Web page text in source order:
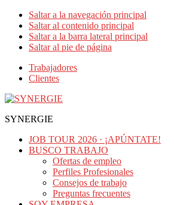
Saltar a la navegación principal
Saltar al contenido principal
Saltar a la barra lateral principal
Saltar al pie de página
Trabajadores
Clientes
SYNERGIE
JOB TOUR 2026 · ¡APÚNTATE!
BUSCO TRABAJO
Ofertas de empleo
Perfiles Profesionales
Consejos de trabajo
Preguntas frecuentes